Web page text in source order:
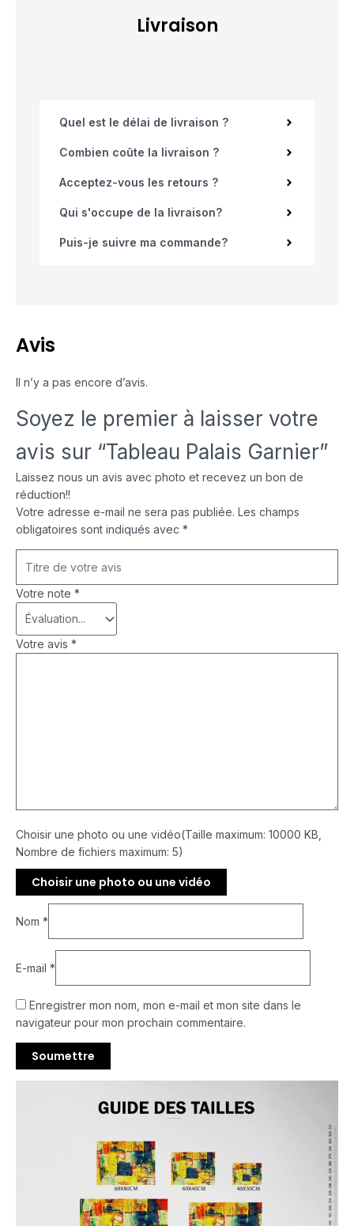
Livraison
Quel est le délai de livraison ?
Combien coûte la livraison ?
Acceptez-vous les retours ?
Qui s'occupe de la livraison?
Puis-je suivre ma commande?
Avis
Il n’y a pas encore d’avis.
Soyez le premier à laisser votre
avis sur “Tableau Palais Garnier”
Laissez nous un avis avec photo et recevez un bon de
réduction!!
Votre adresse e-mail ne sera pas publiée. Les champs
obligatoires sont indiqués avec *
Votre note *
Votre avis *
Choisir une photo ou une vidéo(Taille maximum: 10000 KB,
Nombre de fichiers maximum: 5)
Choisir une photo ou une vidéo
Nom *
E-mail *
Enregistrer mon nom, mon e-mail et mon site dans le
navigateur pour mon prochain commentaire.